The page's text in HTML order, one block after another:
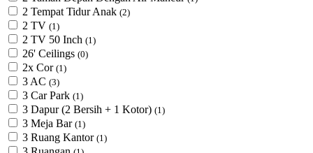
2 Tempat Tidur Anak (2)
2 TV (1)
2 TV 50 Inch (1)
26' Ceilings (0)
2x Cor (1)
3 AC (3)
3 Car Park (1)
3 Dapur (2 Bersih + 1 Kotor) (1)
3 Meja Bar (1)
3 Ruang Kantor (1)